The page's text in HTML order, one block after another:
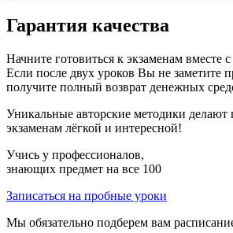
Гарантия качества
Начните готовиться к экзаменам вместе
Если после двух уроков Вы не заметите
получите полный возврат денежных
Уникальные авторские методики делают
экзаменам лёгкой и интересной!
Учись у профессионалов,
знающих предмет на все 100
Записаться на пробные уроки
Мы обязательно подберем вам